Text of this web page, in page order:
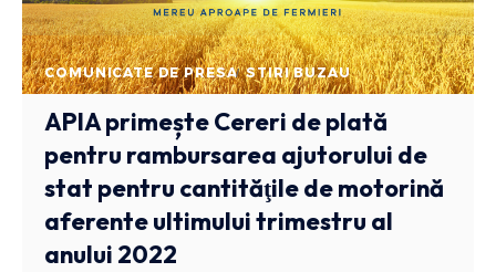
COMUNICATE DE PRESA STIRI BUZAU
APIA primește Cereri de plată
pentru rambursarea ajutorului de
stat pentru cantităţile de motorină
aferente ultimului trimestru al
anului 2022